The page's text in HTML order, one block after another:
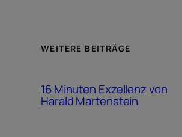
WEITERE BEITRÄGE
16 Minuten Exzellenz von
Harald Martenstein